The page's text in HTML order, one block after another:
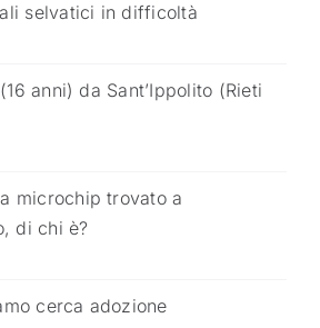
selvatici in difficoltà
anni) da Sant’Ippolito (Rieti
microchip trovato a
di chi è?
cerca adozione